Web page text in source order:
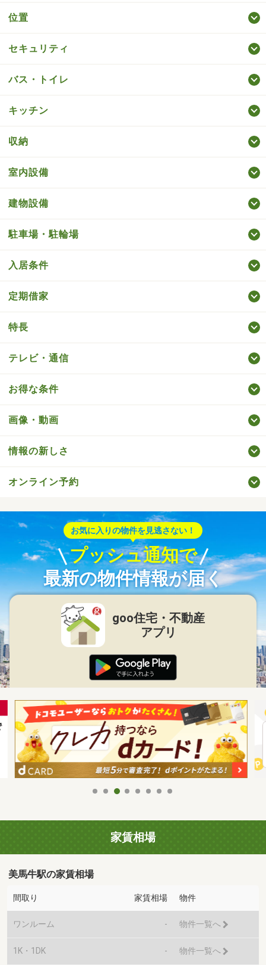
位置
セキュリティ
バス・トイレ
キッチン
収納
室内設備
建物設備
駐車場・駐輪場
入居条件
定期借家
特長
テレビ・通信
お得な条件
画像・動画
情報の新しさ
オンライン予約
お気に入りの物件を見逃さない！
プッシュ通知で
最新の物件情報が届く
goo住宅・不動産
アプリ
家賃相場
美馬牛駅の家賃相場
間取り 家賃相場 物件
ワンルーム - 物件一覧へ
1K・1DK - 物件一覧へ